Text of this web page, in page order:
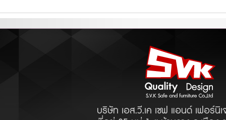
บริษัท เอส.วี.เค เซฟ แอนด์ เฟอร์นิ